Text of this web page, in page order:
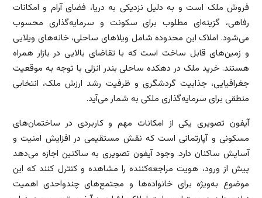
فروش ملک است و به دلیل نزدیکی به دریا، فضای آرام و امکانات
رفاهی، گزینه‌ای مطلوب برای سکونت و سرمایه‌گذاری محسوب
می‌شود. املاک این محدوده شامل ویلاهای ساحلی، خانه‌های ویلایی
و زمین‌های قابل ساخت است که با تقاضای بالایی در بازار همراه
هستند. خرید ملک در دهکده ساحلی بندر انزلی با توجه به موقعیت
جغرافیایی، جذابیت گردشگری و ظرفیت رشد ارزش ملک، انتخابی
منطقی برای سرمایه‌گذاری ملکی به شمار می‌آید.
آیفون تصویری یکی از امکانات مهم و کاربردی در ساختمان‌های
مسکونی و آپارتمانی است که نقش مستقیمی در افزایش امنیت و
آسایش ساکنان دارد. وجود آیفون تصویری به ساکنین اجازه می‌دهد
پیش از ورود، هویت مراجعه‌کننده را مشاهده و کنترل کنند که این
موضوع به‌ویژه برای خانواده‌ها و مجتمع‌های چندواحدی اهمیت